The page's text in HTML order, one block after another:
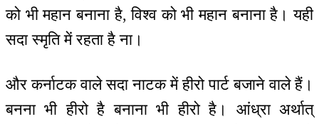
को भी महान बनाना है, विश्व को भी महान बनाना है। यही
सदा स्मृति में रहता है ना।
और कर्नाटक वाले सदा नाटक में हीरो पार्ट बजाने वाले हैं।
बनना भी हीरो है बनाना भी हीरो है। आंध्रा अर्थात्